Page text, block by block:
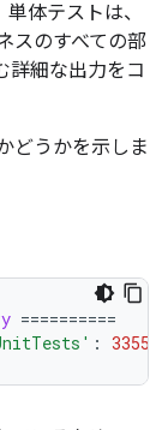
体テストは、
スのすべての部
詳細な出力をコ
どうかを示しま
==========
: 3355